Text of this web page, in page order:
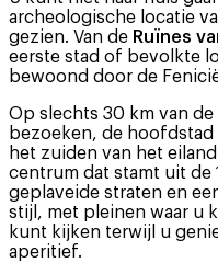
archeologische locatie
gezien. Van de Ruïnes
eerste stad of bevolkte
bewoond door de
Op slechts 30 km van
bezoeken, de hoofdstad
het zuiden van het
centrum dat stamt uit de
geplaveide straten en
stijl, met pleinen waar u
kunt kijken terwijl u
aperitief.